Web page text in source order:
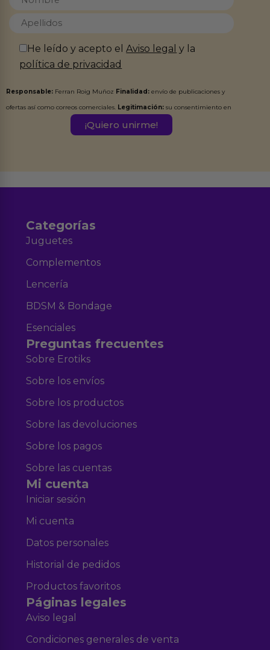
He leído y acepto elAviso legal y la
política de privacidad
Responsable: Ferran Roig Muñoz Finalidad: envío de publicaciones y
ofertas así como correos comerciales. Legitimación: su consentimiento en
Destinatarios:Ferran Roig Muñoz. Podrás ejercer tus
Categorías
Juguetes
Complementos
Lencería
BDSM & Bondage
Esenciales
Preguntas frecuentes
Sobre Erotiks
Sobre los envíos
Sobre los productos
Sobre las devoluciones
Sobre los pagos
Sobre las cuentas
Mi cuenta
Iniciar sesión
Mi cuenta
Datos personales
Historial de pedidos
Productos favoritos
Páginas legales
Aviso legal
Condiciones generales de venta